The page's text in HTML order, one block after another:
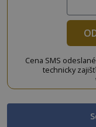
Cena SMS
technicky